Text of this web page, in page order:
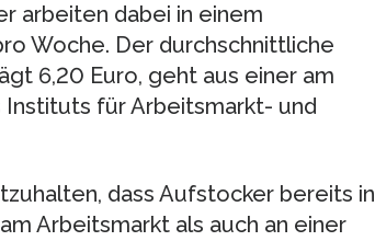
arbeiten dabei in einem
Woche. Der durchschnittliche
6,20 Euro, geht aus einer am
für Arbeitsmarkt- und
dass Aufstocker bereits in
Arbeitsmarkt als auch an einer